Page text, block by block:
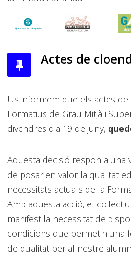
Actes de
Us informem que els actes
Formatius de Grau Mitjà i
divendres dia 19 de juny,
Aquesta decisió respon a una
de posar en valor la qualitat
necessitats actuals de la
Amb aquesta acció, el
manifest la necessitat de
condicions que permetin una
de qualitat per al nostre